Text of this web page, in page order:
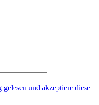
und akzeptiere diese